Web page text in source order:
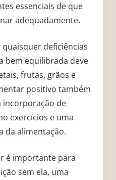
essenciais de que
adequadamente.
deficiências
bem equilibrada deve
frutas, grãos e
positivo também
incorporação de
exercícios e uma
da alimentação.
é importante para
sem ela, uma